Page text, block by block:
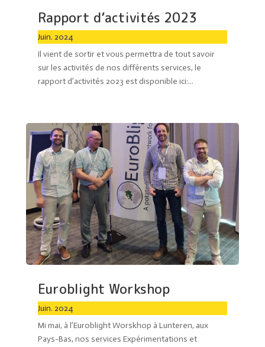
Rapport d’activités 2023
Juin. 2024
Il vient de sortir et vous permettra de tout savoir
sur les activités de nos différents services, le
rapport d’activités 2023 est disponible ici:...
Euroblight Workshop
Juin. 2024
Mi mai, à l’Euroblight Worskhop à Lunteren, aux
Pays-Bas, nos services Expérimentations et